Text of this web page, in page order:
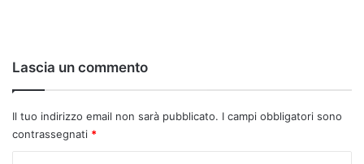
Lascia un commento
Il tuo indirizzo email non sarà pubblicato. I campi obbligatori sono
contrassegnati *